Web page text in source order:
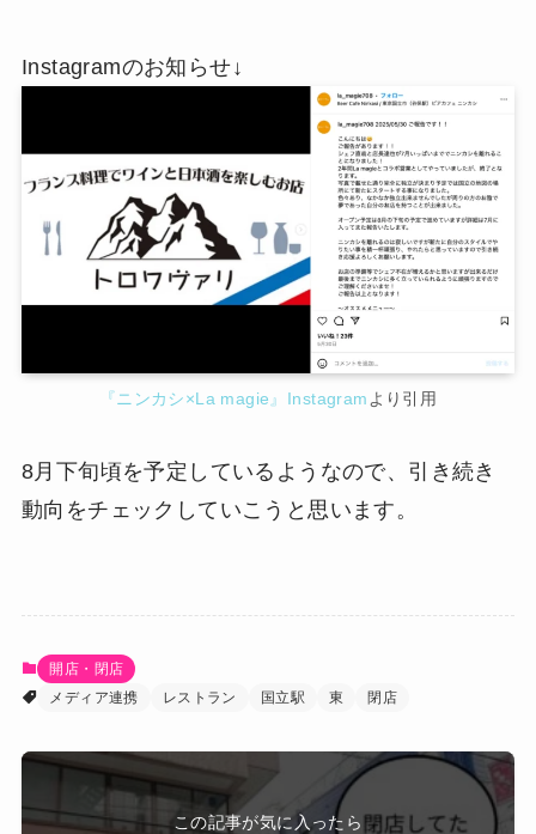
Instagramのお知らせ↓
『ニンカシ×La magie』Instagram より引用
8月下旬頃を予定しているようなので、引き続き
動向をチェックしていこうと思います。
開店・閉店
メディア連携
レストラン 国立駅 東 閉店
この記事が気に入ったら